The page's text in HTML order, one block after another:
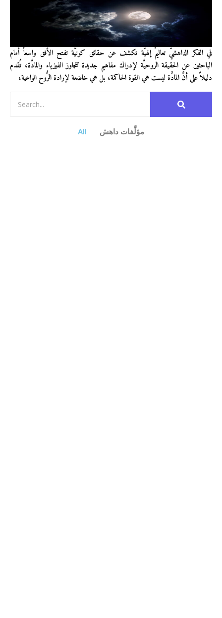
في الفكر الداهشيّ تعاليمٌ إلهيَّة تكشف عن حقائق كونيَّة تفتح الأفق واسعاً أمام
الباحثين عن الحقيقة الروحيَّة لإدراك مفاهيم جديدة تتجاوز الفيزياء والمادَّة، تُقدم
دليلاً على أنَّ المادَّة ليست هي القوة الحاكمة، بل هي خاضعة لإرادة الرُّوح الواعية،
All مؤلَّفات داهش